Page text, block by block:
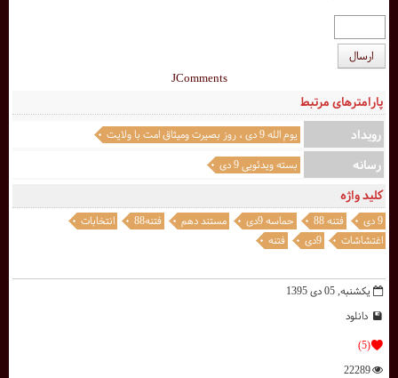
یکشنبه, 05 دی 1395
دانلود
(5)
22289
کلید واژه
9 دی فتنه 88 حماسه 9دی مستند دهم فتنه88
انتخابات
اغتشاشات
9دی فتنه
پارامترهای مرتبط
رویداد
یوم الله 9 دی ، روز بصيرت وميثاق امت با ولايت
رسانه بسته ویدئویی 9 دی
ارسال
JComments